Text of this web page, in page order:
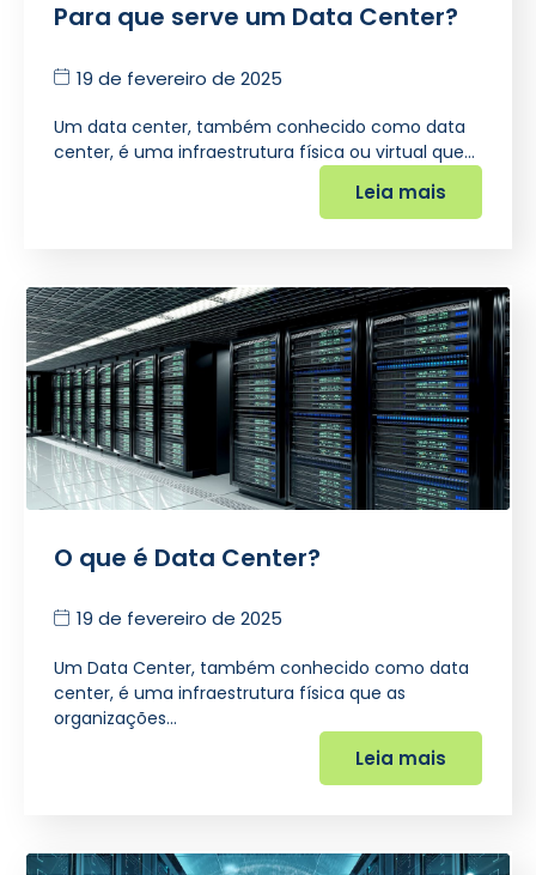
Para que serve um Data Center?
19 de fevereiro de 2025
Um data center, também conhecido como data
center, é uma infraestrutura física ou virtual que…
Leia mais
O que é Data Center?
19 de fevereiro de 2025
Um Data Center, também conhecido como data
center, é uma infraestrutura física que as
organizações…
Leia mais